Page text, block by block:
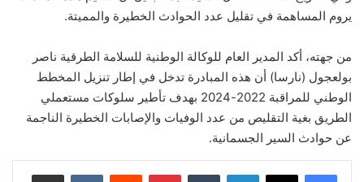
يروم المساهمة في تقليل عدد الحوادث الخطيرة والمميتة.
من جهته، أكد المدير العام للوكالة الوطنية للسلامة الطرقية ناصر
بولعجول (نارسا) أن هذه المبادرة تدخل في إطار تنزيل المخطط
الوطني للمراقبة 2022-2024 بهدف تأطير سلوكات مستعملي
الطريق بغية التقليص من عدد الوفيات والإصابات الخطيرة الناجمة
عن حوادث السير الجسمانية.
لينكدإن بينتيريست مشاركة عبر البريد